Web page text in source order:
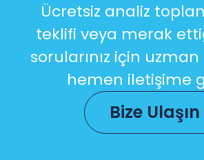
Ücretsiz analiz
teklifi veya merak
sorularınız için
hemen iletişime
Bize Ulaşın